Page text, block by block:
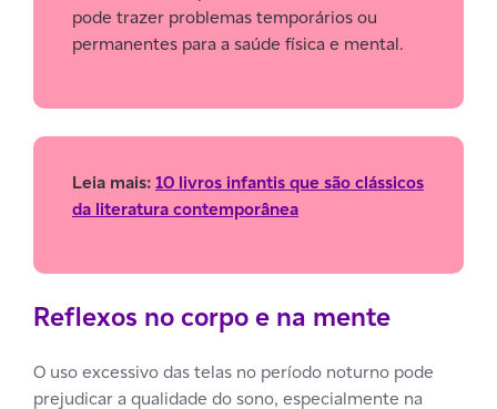
pode trazer problemas temporários ou
permanentes para a saúde física e mental.
Leia mais:10 livros infantis que são clássicos
da literatura contemporânea
Reflexos no corpo e na mente
O uso excessivo das telas no período noturno pode
prejudicar a qualidade do sono, especialmente na